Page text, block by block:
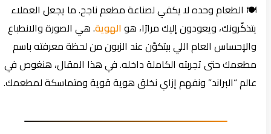
🍽️ الطعام وحده لا يكفي لصناعة مطعم ناجح. ما يجعل العملاء
يتذكّرونك، ويعودون إليك مرارًا، هو الهوية. هي الصورة والانطباع
والإحساس العام اللي بيتكوّن عند الزبون من لحظة معرفته باسم
مطعمك حتى تجربته الكاملة داخله. في هذا المقال، هنغوص في
عالم “البراند” ونفهم إزاي نخلق هوية قوية ومتماسكة لمطعمك.